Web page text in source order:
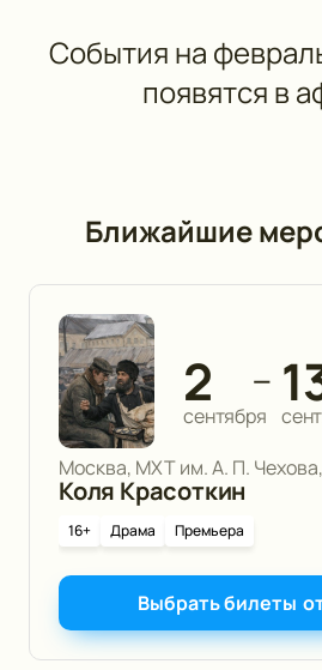
События на
появятся в
Ближайшие
2
сентября
—
Москва, МХТ им. А. П.
Коля Красоткин
16+ Драма Премьера
Выбрать билеты